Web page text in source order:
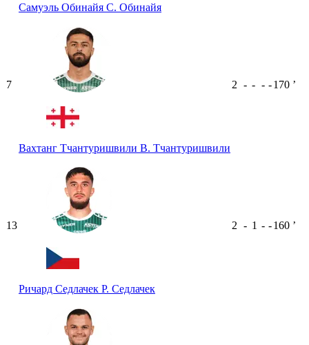
Самуэль Обинайя С. Обинайя
7
Вахтанг Тчантуришвили В. Тчантуришвили
2 - - - -170 ʼ
13
Ричард Седлачек Р. Седлачек
2 - 1 - -160 ʼ